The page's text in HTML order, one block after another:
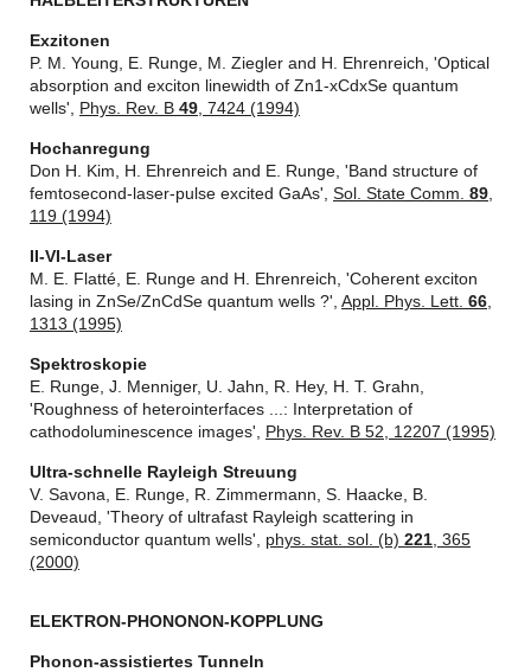
Exzitonen
P. M. Young, E. Runge, M. Ziegler and H. Ehrenreich, 'Optical
absorption and exciton linewidth of Zn1-xCdxSe quantum
wells', Phys. Rev. B 49 , 7424 (1994)
Hochanregung
Don H. Kim, H. Ehrenreich and E. Runge, 'Band structure of
femtosecond-laser-pulse excited GaAs', Sol. State Comm. 89
119 (1994)
II-VI-Laser
M. E. Flatté, E. Runge and H. Ehrenreich, 'Coherent exciton
lasing in ZnSe/ZnCdSe quantum wells ?', Appl. Phys. Lett. 66
1313 (1995)
Spektroskopie
E. Runge, J. Menniger, U. Jahn, R. Hey, H. T. Grahn,
'Roughness of heterointerfaces ...: Interpretation of
cathodoluminescence images', Phys. Rev. B 52, 12207 (1995)
Ultra-schnelle Rayleigh Streuung
V. Savona, E. Runge, R. Zimmermann, S. Haacke, B.
Deveaud, 'Theory of ultrafast Rayleigh scattering in
semiconductor quantum wells', phys. stat. sol. (b) 221 , 365
(2000)
ELEKTRON-PHONONON-KOPPLUNG
Phonon-assistiertes Tunneln